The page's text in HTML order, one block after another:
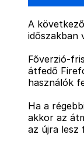
A
időszakban
Főverzió-
átfedő
használók
Ha a
akkor az
az újra lesz